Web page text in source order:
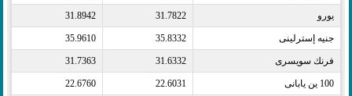
يورو​ 31.7822
31.8942
جنيه إسترلينى​ 35.8332
35.9610
فرنك سويسرى​ 31.6332
31.7363
100 ين يابانى​ 22.6031
22.6760